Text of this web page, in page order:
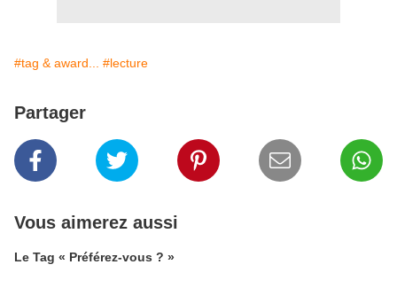
#tag & award... #lecture
Partager
Vous aimerez aussi
Le Tag « Préférez-vous ? »